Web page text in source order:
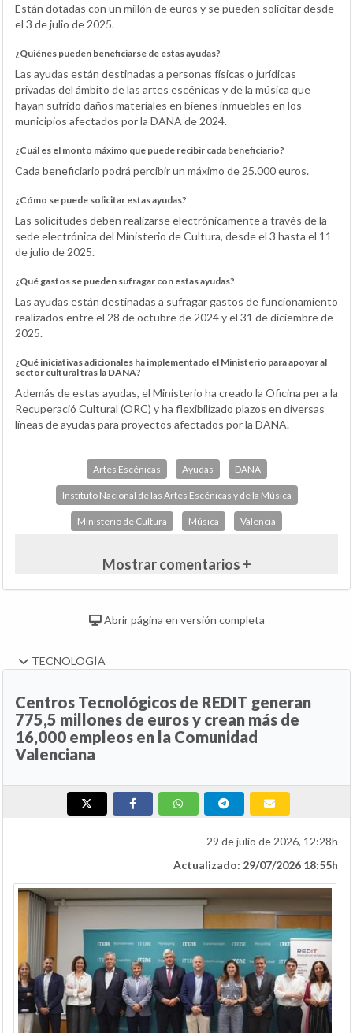
Están dotadas con un millón de euros y se pueden solicitar desde
el 3 de julio de 2025.
¿Quiénes pueden beneficiarse de estas ayudas?
Las ayudas están destinadas a personas físicas o jurídicas
privadas del ámbito de las artes escénicas y de la música que
hayan sufrido daños materiales en bienes inmuebles en los
municipios afectados por la DANA de 2024.
¿Cuál es el monto máximo que puede recibir cada beneficiario?
Cada beneficiario podrá percibir un máximo de 25.000 euros.
¿Cómo se puede solicitar estas ayudas?
Las solicitudes deben realizarse electrónicamente a través de la
sede electrónica del Ministerio de Cultura, desde el 3 hasta el 11
de julio de 2025.
¿Qué gastos se pueden sufragar con estas ayudas?
Las ayudas están destinadas a sufragar gastos de funcionamiento
realizados entre el 28 de octubre de 2024 y el 31 de diciembre de
2025.
¿Qué iniciativas adicionales ha implementado el Ministerio para apoyar al
sector cultural tras la DANA?
Además de estas ayudas, el Ministerio ha creado la Oficina per a la
Recuperació Cultural (ORC) y ha flexibilizado plazos en diversas
líneas de ayudas para proyectos afectados por la DANA.
Artes Escénicas Ayudas DANA
Instituto Nacional de las Artes Escénicas y de la Música
Ministerio de Cultura Música Valencia
Mostrar comentarios +
Abrir página en versión completa
TECNOLOGÍA
Centros Tecnológicos de REDIT generan
775,5 millones de euros y crean más de
16,000 empleos en la Comunidad
Valenciana
29 de julio de 2026, 12:28h
Actualizado: 29/07/2026 18:55h